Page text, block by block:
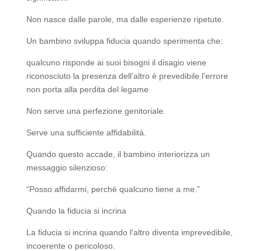
Non nasce dalle parole, ma dalle esperienze ripetute.
Un bambino sviluppa fiducia quando sperimenta che:
qualcuno risponde ai suoi bisogni il disagio viene
riconosciuto la presenza dell’altro è prevedibile l’errore
non porta alla perdita del legame
Non serve una perfezione genitoriale.
Serve una sufficiente affidabilità.
Quando questo accade, il bambino interiorizza un
messaggio silenzioso:
“Posso affidarmi, perché qualcuno tiene a me.”
Quando la fiducia si incrina
La fiducia si incrina quando l’altro diventa imprevedibile,
incoerente o pericoloso.